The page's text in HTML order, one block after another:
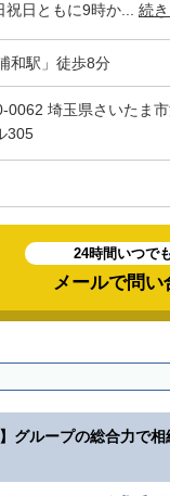
日ともに9時か... 続
和駅」徒歩8分
0062 埼玉県さいたま
305
24時間いつで
メールで問い
グループの総合力で